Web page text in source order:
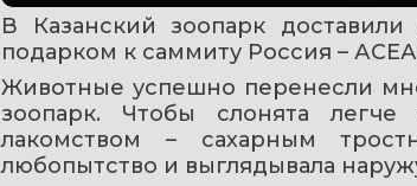
В Казанский зоопарк
подарком к саммиту Россия –
Животные успешно перенесли
зоопарк. Чтобы слонята
лакомством – сахарным
любопытство и выглядывала